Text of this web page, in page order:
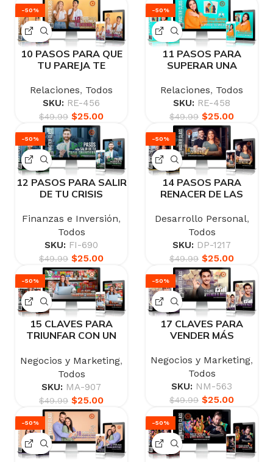
-50%
10 PASOS PARA QUE
TU PAREJA TE
Relaciones, Todos
SKU: RE-456
$49.99 $25.00
-50%
11 PASOS PARA
SUPERAR UNA
SENTIMENTAL, CON
APOYO DE TUS
ÁNGELES
Relaciones, Todos
SKU: RE-458
$49.99 $25.00
-50%
12 PASOS PARA SALIR
DE TU CRISIS
Finanzas e Inversión,
Todos
SKU: FI-690
$49.99 $25.00
-50%
14 PASOS PARA
RENACER DE LAS
Desarrollo Personal,
Todos
SKU: DP-1217
$49.99 $25.00
-50%
15 CLAVES PARA
TRIUNFAR CON UN
Negocios y Marketing,
Todos
SKU: MA-907
$49.99 $25.00
-50%
17 CLAVES PARA
VENDER MÁS
Negocios y Marketing,
Todos
SKU: NM-563
$49.99 $25.00
-50% -50%